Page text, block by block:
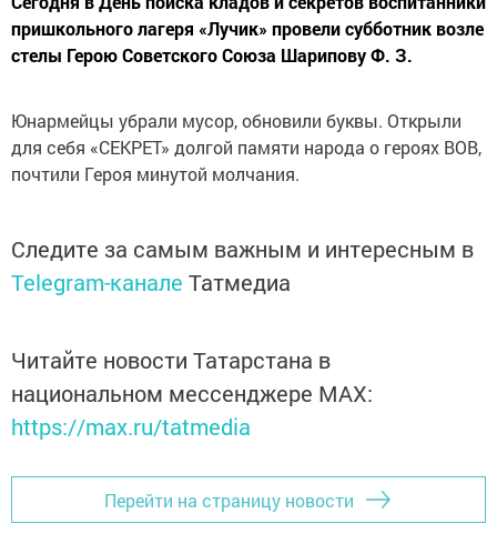
пришкольного лагеря «Лучик» провели субботник возле
стелы Герою Советского Союза Шарипову Ф. З.
Юнармейцы убрали мусор, обновили буквы. Открыли
для себя «СЕКРЕТ» долгой памяти народа о героях ВОВ,
почтили Героя минутой молчания.
Следите за самым важным и интересным в
Telegram-канале Татмедиа
Читайте новости Татарстана в
национальном мессенджере MАХ:
https://max.ru/tatmedia
Перейти на страницу новости